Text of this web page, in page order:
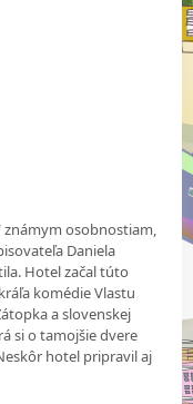
osobnostiam,
Daniela
Hotel začal túto
komédie Vlastu
a slovenskej
si o tamojšie dvere
hotel pripravil aj